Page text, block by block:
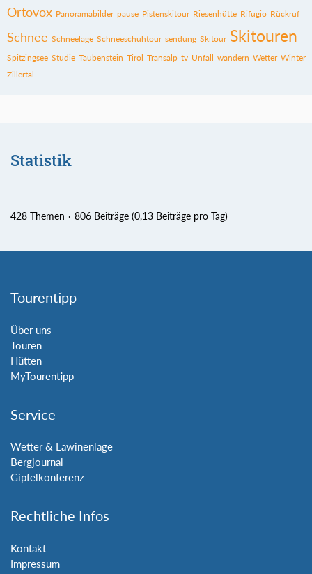
Ortovox Panoramabilder pause Pistenskitour Riesenhütte Rifugio Rückruf
Schnee Schneelage Schneeschuhtour sendung Skitour Skitouren
Spitzingsee Studie Taubenstein Tirol Transalp tv Unfall wandern Wetter Winter
Zillertal
Statistik
428 Themen 806 Beiträge (0,13 Beiträge pro Tag)
Tourentipp
Über uns
Touren
Hütten
MyTourentipp
Service
Wetter & Lawinenlage
Bergjournal
Gipfelkonferenz
Rechtliche Infos
Kontakt
Impressum